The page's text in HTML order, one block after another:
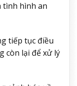
tình hình an
tiếp tục điều
còn lại để xử lý